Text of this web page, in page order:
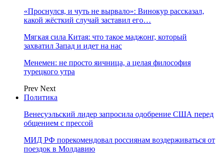
«Проснулся, и чуть не вырвало»: Винокур рассказал,
какой жёсткий случай заставил его…
Мягкая сила Китая: что такое маджонг, который
захватил Запад и идет на нас
Менемен: не просто яичница, а целая философия
турецкого утра
Prev Next
Политика
Венесуэльский лидер запросила одобрение США перед
общением с прессой
МИД РФ порекомендовал россиянам воздерживаться от
поездок в Молдавию